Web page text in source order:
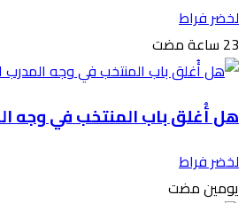
لخضر فراط
هل أُغلق باب المنتخب في وجه
لخضر فراط
‫‫‫‏‫يومين مضت‬